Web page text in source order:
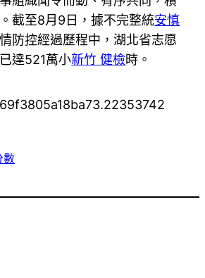
截至8月9日，據不完整統安慎
防控經過歷程中，湖北省志愿
達521萬小新竹 健檢時。
數